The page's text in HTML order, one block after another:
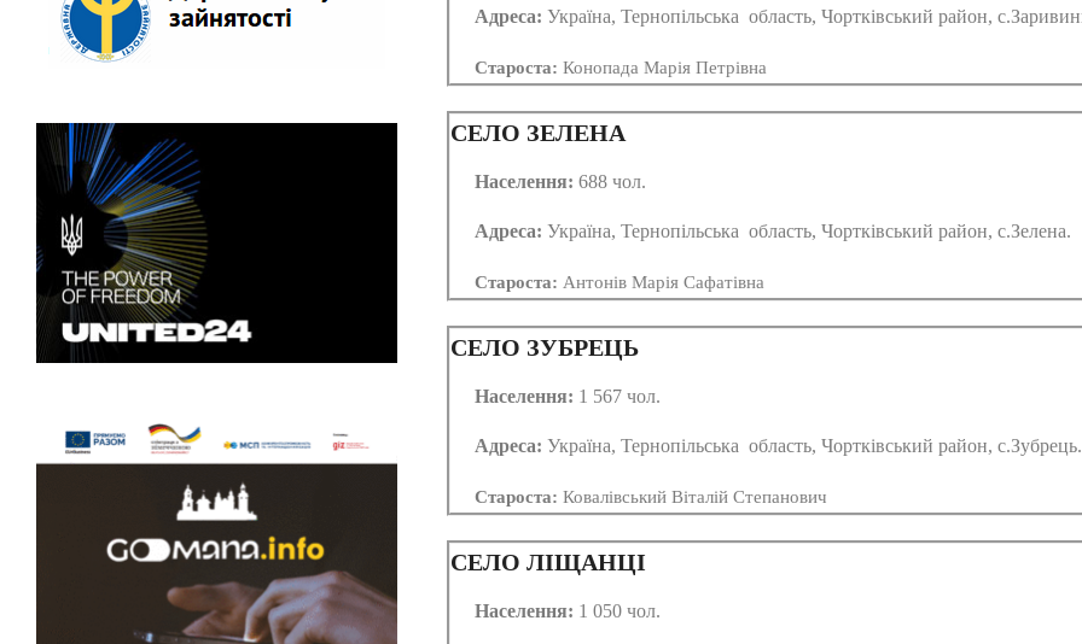
Адреса: Україна, Тернопільська область, Чортківський район,
Староста: Конопада Марія Петрівна
СЕЛО ЗЕЛЕНА
Населення: 688 чол.
Адреса: Україна, Тернопільська область, Чортківський район, с.Зелена.
Староста: Антонів Марія Сафатівна
СЕЛО ЗУБРЕЦЬ
Населення: 1 567 чол.
Адреса: Україна, Тернопільська область, Чортківський район, с.Зубрець.
Староста: Ковалівський Віталій Степанович
СЕЛО ЛІЩАНЦІ
Населення: 1 050 чол.